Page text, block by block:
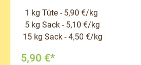
1 kg Tüte - 5,90 €/kg
5 kg Sack - 5,10 €/kg
15 kg Sack - 4,50 €/kg
5,90 €*